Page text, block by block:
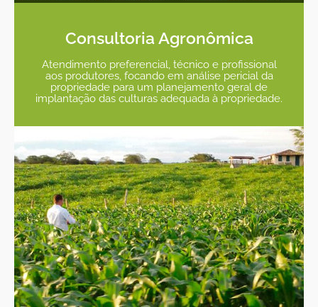
Consultoria Agronômica
Atendimento preferencial, técnico e profissional
aos produtores, focando em análise pericial da
propriedade para um planejamento geral de
implantação das culturas adequada à propriedade.